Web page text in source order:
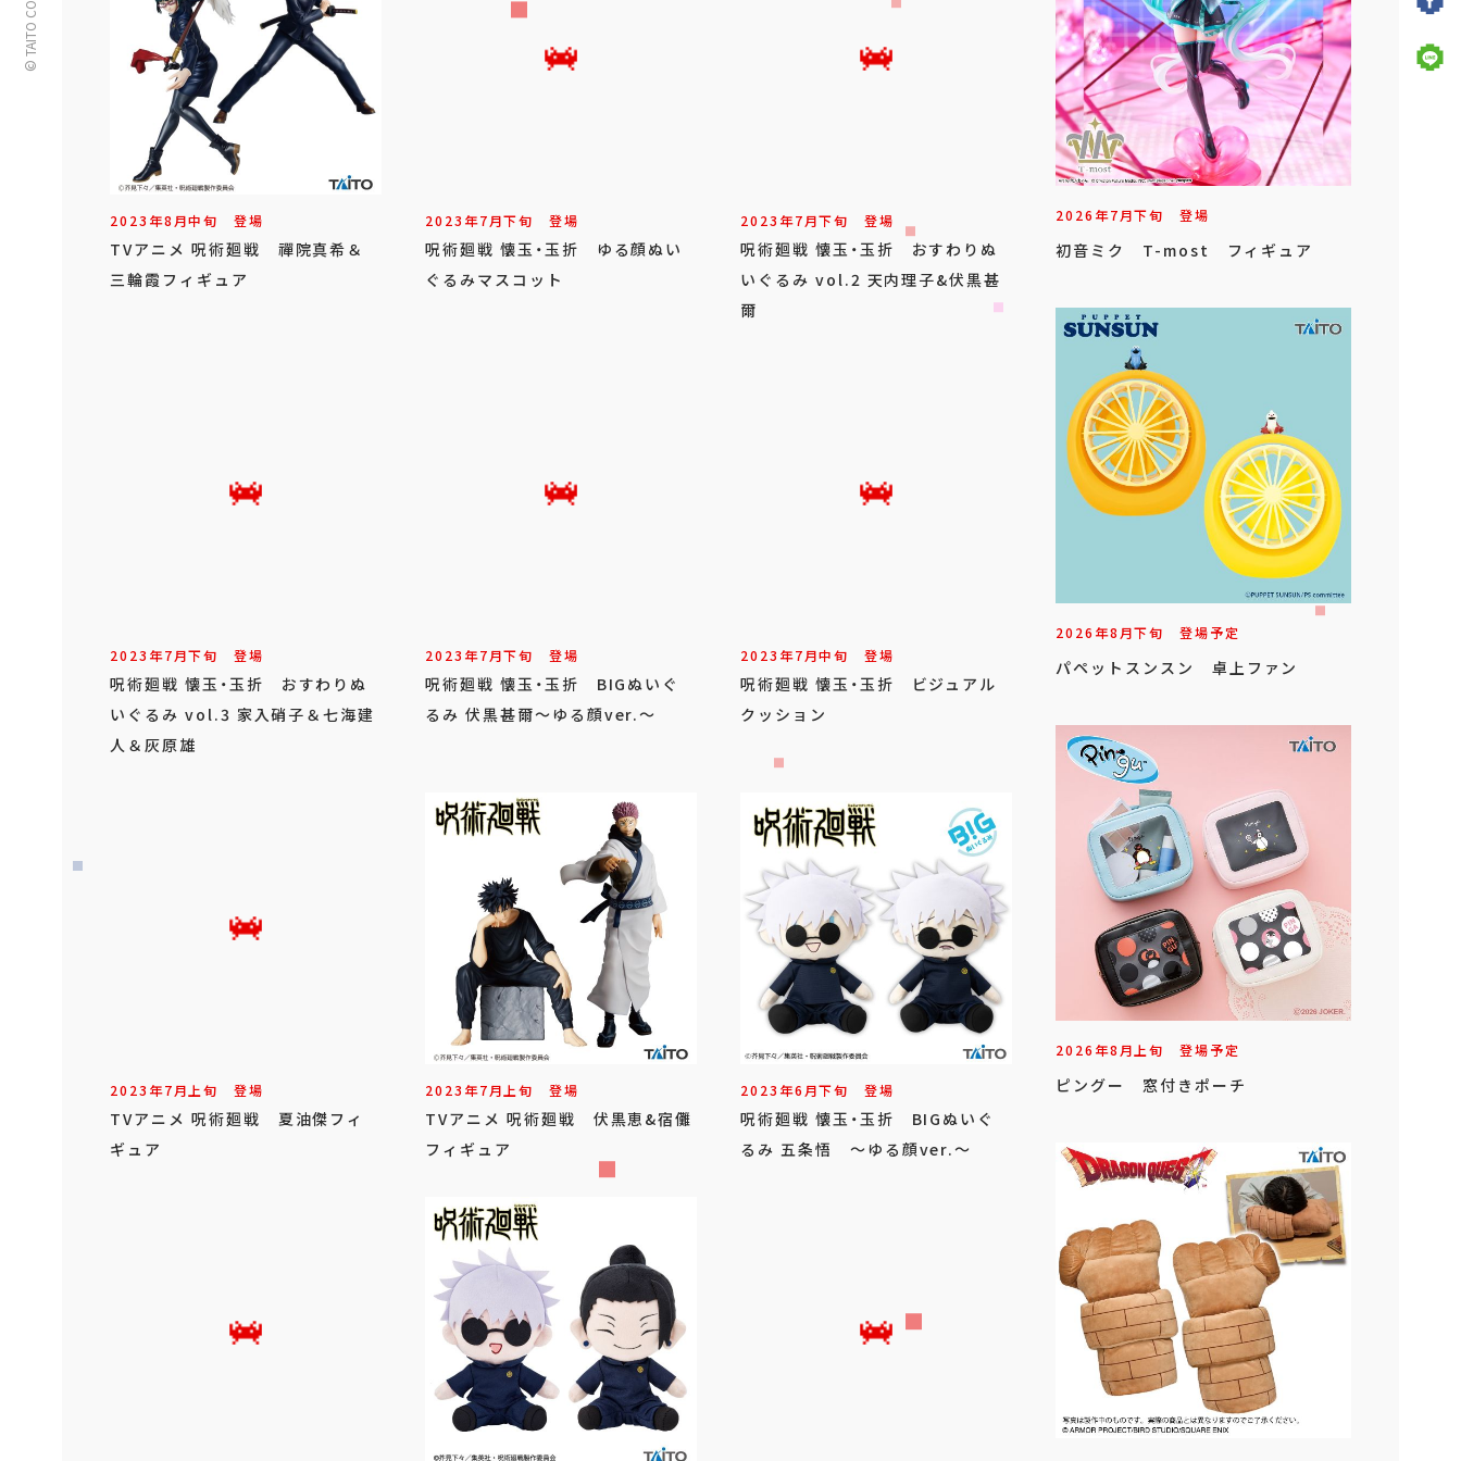
2023年8月中旬 登場
TVアニメ 呪術廻戦 禪院真希＆
三輪霞フィギュア
2023年7月下旬 登場
呪術廻戦 懐玉・玉折 ゆる顔ぬい
ぐるみマスコット
2023年7月下旬 登場
呪術廻戦 懐玉・玉折 おすわりぬ
いぐるみ vol.2 天内理子&伏黒甚
爾
2023年7月下旬 登場
呪術廻戦 懐玉・玉折 おすわりぬ
いぐるみ vol.3 家入硝子＆七海建
人＆灰原雄
2023年7月下旬 登場
呪術廻戦 懐玉・玉折 BIGぬいぐ
るみ 伏黒甚爾～ゆる顔ver.～
2023年7月中旬 登場
呪術廻戦 懐玉・玉折 ビジュアル
クッション
2023年7月上旬 登場
TVアニメ 呪術廻戦 夏油傑フィ
ギュア
2023年7月上旬 登場
TVアニメ 呪術廻戦 伏黒恵&宿儺
フィギュア
2023年6月下旬 登場
呪術廻戦 懐玉・玉折 BIGぬいぐ
るみ 五条悟 ～ゆる顔ver.～
2026年7月下旬 登場
初音ミク T-most フィギュア
2026年8月下旬 登場予定
パペットスンスン 卓上ファン
2026年8月上旬 登場予定
ピングー 窓付きポーチ